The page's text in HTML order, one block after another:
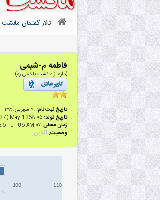
تالار گفتمان مانشت
فاطمه م-شیمی
(داره از مانشت بالا می ره)
تاریخ ثبت نام: ۰۹ شهریور ۱۳۸۹
تاریخ تولد: ۰۵ May 1368 (37 ساله)
زمان محلی: ۰۷ August 2026 , 01:06 AM
وضعیت: آفلاین
100 110